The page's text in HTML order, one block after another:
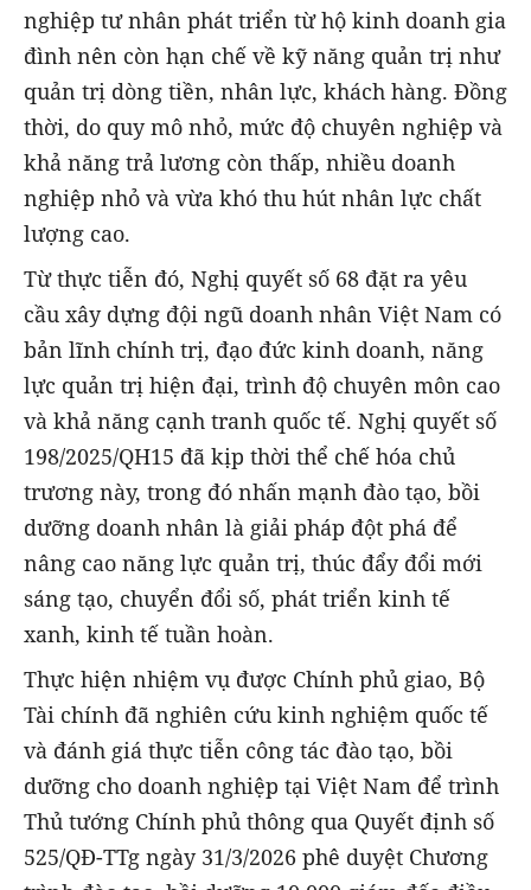
nghiệp tư nhân phát triển từ hộ kinh doanh gia
đình nên còn hạn chế về kỹ năng quản trị như
quản trị dòng tiền, nhân lực, khách hàng. Đồng
thời, do quy mô nhỏ, mức độ chuyên nghiệp và
khả năng trả lương còn thấp, nhiều doanh
nghiệp nhỏ và vừa khó thu hút nhân lực chất
lượng cao.
Từ thực tiễn đó, Nghị quyết số 68 đặt ra yêu
cầu xây dựng đội ngũ doanh nhân Việt Nam có
bản lĩnh chính trị, đạo đức kinh doanh, năng
lực quản trị hiện đại, trình độ chuyên môn cao
và khả năng cạnh tranh quốc tế. Nghị quyết số
198/2025/QH15 đã kịp thời thể chế hóa chủ
trương này, trong đó nhấn mạnh đào tạo, bồi
dưỡng doanh nhân là giải pháp đột phá để
nâng cao năng lực quản trị, thúc đẩy đổi mới
sáng tạo, chuyển đổi số, phát triển kinh tế
xanh, kinh tế tuần hoàn.
Thực hiện nhiệm vụ được Chính phủ giao, Bộ
Tài chính đã nghiên cứu kinh nghiệm quốc tế
và đánh giá thực tiễn công tác đào tạo, bồi
dưỡng cho doanh nghiệp tại Việt Nam để trình
Thủ tướng Chính phủ thông qua Quyết định số
525/QĐ-TTg ngày 31/3/2026 phê duyệt Chương